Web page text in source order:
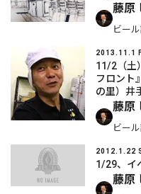
藤原
ビー
2013.11.1
11/2（土
フロント
の里）井
藤原
ビー
2012.1.22
1/29、イ
藤原